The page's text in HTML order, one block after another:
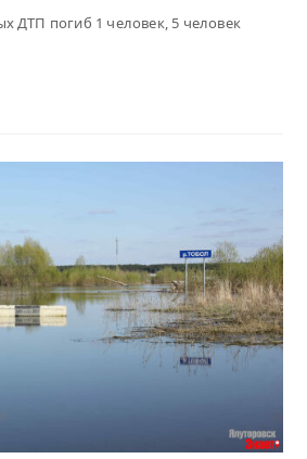
ДТП погиб 1 человек, 5 человек
Читать